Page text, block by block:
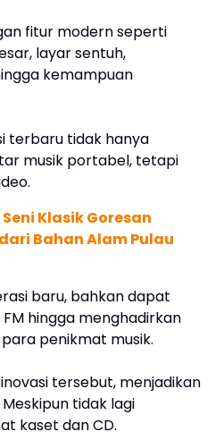
fitur modern seperti
layar sentuh,
kemampuan
terbaru tidak hanya
musik portabel, tetapi
Klasik Goresan
Bahan Alam Pulau
baru, bahkan dapat
hingga menghadirkan
penikmat musik.
tersebut, menjadikan
tidak lagi
kaset dan CD.